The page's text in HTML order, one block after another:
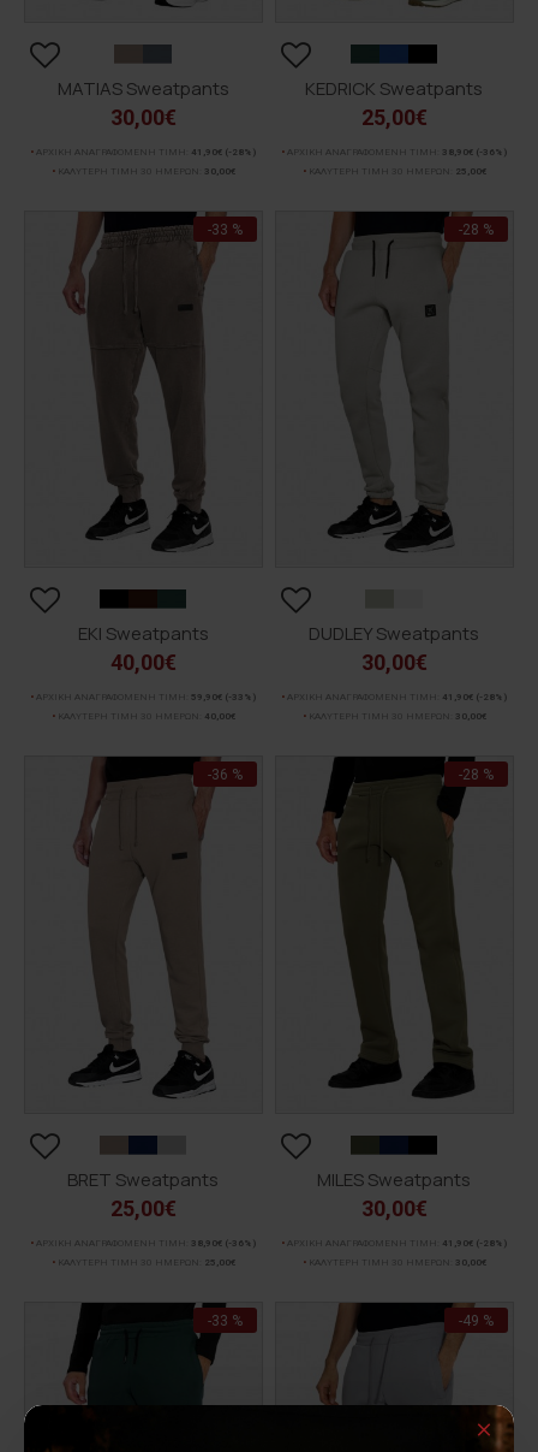
MATIAS Sweatpants
30,00€
ΑΡΧΙΚΗ ΑΝΑΓΡΑΦΟΜΕΝΗ ΤΙΜΗ: 41,90€ (-28%)
ΚΑΛΥΤΕΡΗ ΤΙΜΗ 30 ΗΜΕΡΩΝ:
30,00€
KEDRICK Sweatpants
25,00€
ΑΡΧΙΚΗ ΑΝΑΓΡΑΦΟΜΕΝΗ ΤΙΜΗ: 38,90€ (-36%)
ΚΑΛΥΤΕΡΗ ΤΙΜΗ 30 ΗΜΕΡΩΝ:
25,00€
-33 %
EKI Sweatpants
40,00€
ΑΡΧΙΚΗ ΑΝΑΓΡΑΦΟΜΕΝΗ ΤΙΜΗ: 59,90€ (-33%)
ΚΑΛΥΤΕΡΗ ΤΙΜΗ 30 ΗΜΕΡΩΝ:
40,00€
-28 %
DUDLEY Sweatpants
30,00€
ΑΡΧΙΚΗ ΑΝΑΓΡΑΦΟΜΕΝΗ ΤΙΜΗ: 41,90€ (-28%)
ΚΑΛΥΤΕΡΗ ΤΙΜΗ 30 ΗΜΕΡΩΝ:
30,00€
-36 %
BRET Sweatpants
25,00€
ΑΡΧΙΚΗ ΑΝΑΓΡΑΦΟΜΕΝΗ ΤΙΜΗ: 38,90€ (-36%)
ΚΑΛΥΤΕΡΗ ΤΙΜΗ 30 ΗΜΕΡΩΝ:
25,00€
-28 %
MILES Sweatpants
30,00€
ΑΡΧΙΚΗ ΑΝΑΓΡΑΦΟΜΕΝΗ ΤΙΜΗ: 41,90€ (-28%)
ΚΑΛΥΤΕΡΗ ΤΙΜΗ 30 ΗΜΕΡΩΝ:
30,00€
-33 % -49 %